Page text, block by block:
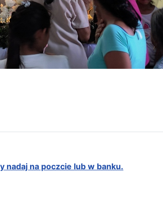
nadaj na poczcie lub w banku.